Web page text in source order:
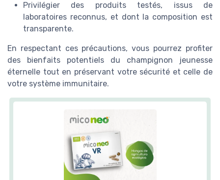
Privilégier des produits testés, issus de
laboratoires reconnus, et dont la composition est
transparente.
En respectant ces précautions, vous pourrez profiter
des bienfaits potentiels du champignon jeunesse
éternelle tout en préservant votre sécurité et celle de
votre système immunitaire.